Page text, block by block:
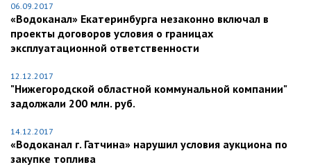
06.09.2017
«Водоканал» Екатеринбурга незаконно включал в
проекты договоров условия о границах
эксплуатационной ответственности
12.12.2017
"Нижегородской областной коммунальной компании"
задолжали 200 млн. руб.
14.12.2017
«Водоканал г. Гатчина» нарушил условия аукциона по
закупке топлива